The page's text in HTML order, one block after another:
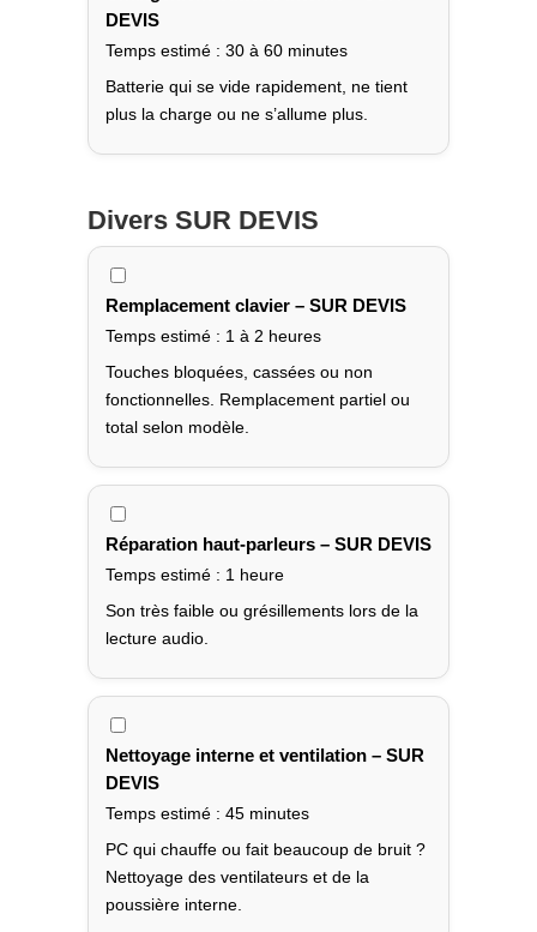
DEVIS
Temps estimé : 30 à 60 minutes
Batterie qui se vide rapidement, ne tient
plus la charge ou ne s’allume plus.
Divers SUR DEVIS
Remplacement clavier – SUR DEVIS
Temps estimé : 1 à 2 heures
Touches bloquées, cassées ou non
fonctionnelles. Remplacement partiel ou
total selon modèle.
Réparation haut-parleurs – SUR DEVIS
Temps estimé : 1 heure
Son très faible ou grésillements lors de la
lecture audio.
Nettoyage interne et ventilation – SUR
DEVIS
Temps estimé : 45 minutes
PC qui chauffe ou fait beaucoup de bruit ?
Nettoyage des ventilateurs et de la
poussière interne.